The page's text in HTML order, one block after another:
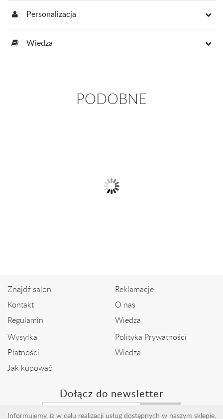
Personalizacja
Wiedza
PODOBNE
Znajdź salon
Kontakt
Regulamin
Reklamacje
O nas
Wiedza
Wysyłka
Płatności
Jak kupować
Polityka Prywatności
Wiedza
Dołącz do newsletter
Wyślij
Informujemy, iż w celu realizacji usług dostępnych w naszym sklepie,